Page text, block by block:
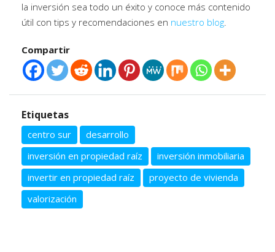
la inversión sea todo un éxito y conoce más contenido
útil con tips y recomendaciones en nuestro blog.
Compartir
Etiquetas
centro sur
desarrollo
inversión en propiedad raíz
inversión inmobiliaria
invertir en propiedad raíz
proyecto de vivienda
valorización